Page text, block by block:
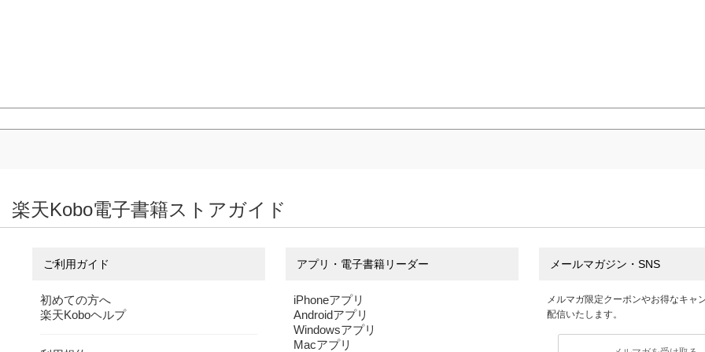
楽天Kobo電子書籍ストアガイド
ご利用ガイド
初めての方へ
楽天Koboヘルプ
アプリ・電子書籍リーダー
iPhoneアプリ
Androidアプリ
Windowsアプリ
Macアプリ
メールマガジン・SNS
メルマガ限定クーポンやお得なキャ
配信いたします。